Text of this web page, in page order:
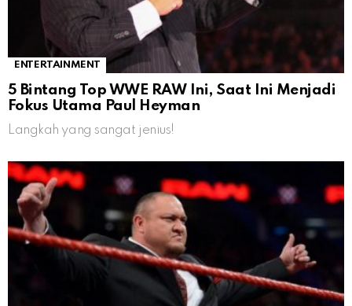
ENTERTAINMENT
5 Bintang Top WWE RAW Ini, Saat Ini Menjadi
Fokus Utama Paul Heyman
Langkah yang sangat jenius!